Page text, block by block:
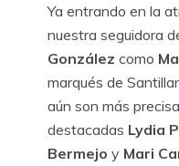
Ya entrando en la
nuestra seguidora
González como
marqués de
aún son más
destacadas Lydia
Bermejo y Mari